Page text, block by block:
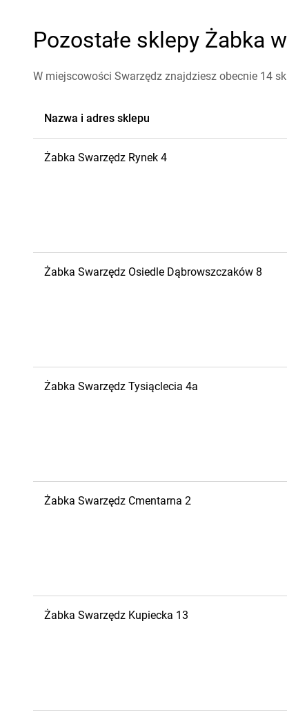
Pozostałe sklepy Żabka
W miejscowości Swarzędz znajdziesz obecnie 14
Nazwa i adres sklepu
Żabka Swarzędz Rynek 4
Żabka Swarzędz Osiedle Dąbrowszczaków 8
Żabka Swarzędz Tysiąclecia 4a
Żabka Swarzędz Cmentarna 2
Żabka Swarzędz Kupiecka 13